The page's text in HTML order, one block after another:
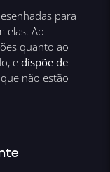
para
elas. Ao
quanto ao
e dispõe de
que não estão